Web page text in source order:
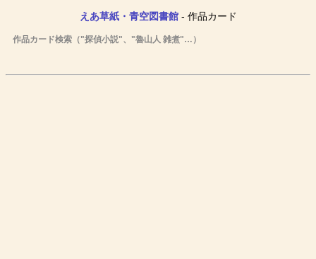
えあ草紙・青空図書館- 作品カード
作品カード検索（"探偵小説"、"魯山人 雑煮"…）